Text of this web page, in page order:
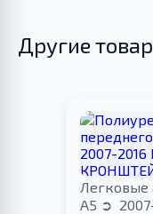
Другие
Легковые
A5